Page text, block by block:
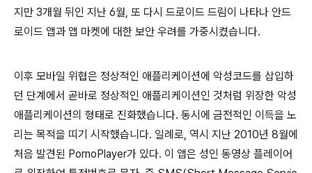
지만 3개월 뒤인 지난 6월, 또 다시 드로이드 드림이 나타나 안드
로이드 앱과 앱 마켓에 대한 보안 우려를 가중시켰습니다.
이후 모바일 위협은 정상적인 애플리케이션에 악성코드를 삽입하
던 단계에서 곧바로 정상적인 애플리케이션인 것처럼 위장한 악성
애플리케이션의 형태로 진화했습니다. 동시에 금전적인 이득을 노
리는 목적을 띠기 시작했습니다. 일례로, 역시 지난 2010년 8월에
처음 발견된 PornoPlayer가 있다. 이 앱은 성인 동영상 플레이어